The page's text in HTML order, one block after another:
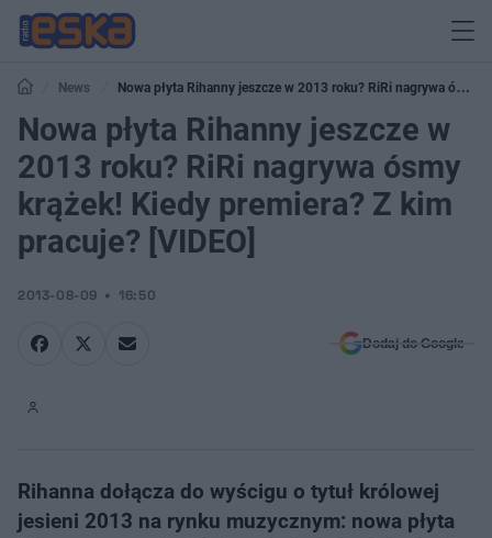
News
Nowa płyta Rihanny jeszcze w 2013 roku? RiRi nagrywa ósmy
krążek! Kiedy premiera? Z kim pracuje? [VIDEO]
Nowa płyta Rihanny jeszcze w
2013 roku? RiRi nagrywa ósmy
krążek! Kiedy premiera? Z kim
pracuje? [VIDEO]
2013-08-09 16:50
Dodaj do Google
Rihanna dołącza do wyścigu o tytuł królowej
jesieni 2013 na rynku muzycznym: nowa płyta